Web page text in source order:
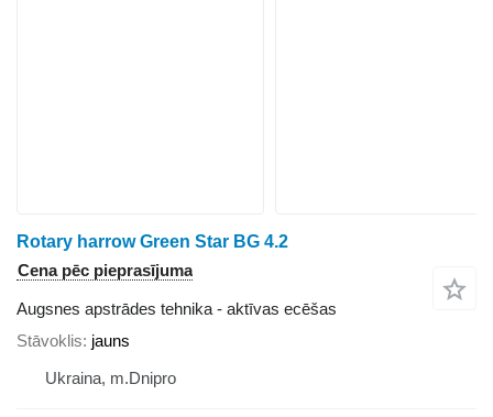
Rotary harrow Green Star BG 4.2
Cena pēc pieprasījuma
Augsnes apstrādes tehnika - aktīvas ecēšas
Stāvoklis jauns
Ukraina, m.Dnipro